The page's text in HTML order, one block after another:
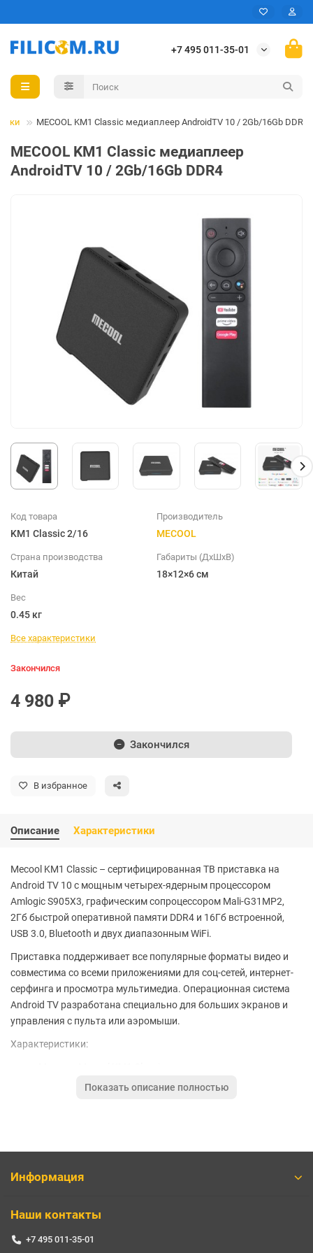
+7 495 011-35-01
MECOOL KM1 Classic медиаплеер AndroidTV 10 / 2Gb/16Gb DDR4
MECOOL KM1 Classic медиаплеер
AndroidTV 10 / 2Gb/16Gb DDR4
Код товара
KM1 Classic 2/16
Производитель
MECOOL
Страна производства
Китай
Габариты (ДхШхВ)
18×12×6 см
Вес
0.45 кг
Все характеристики
Закончился
4 980 ₽
Закончился
В избранное
Описание Характеристики
Mecool KM1 Classic – сертифицированная ТВ приставка на
Android TV 10 с мощным четырех-ядерным процессором
Amlogic S905X3, графическим сопроцессором Mali-G31MP2,
2Гб быстрой оперативной памяти DDR4 и 16Гб встроенной,
USB 3.0, Bluetooth и двух диапазонным WiFi.
Приставка поддерживает все популярные форматы видео и
совместима со всеми приложениями для соц-сетей, интернет-
серфинга и просмотра мультимедиа. Операционная система
Android TV разработана специально для больших экранов и
управления с пульта или аэромыши.
Характеристики:
Тип: ТВ-приставка
Количество ядер: четыре ARM Cortex-A53 с частотой до
Графический процессор: Mali-G31MP2
Оперативная память: 2 ГБ DDR4
Показать описание полностью
Информация
Наши контакты
+7 495 011-35-01